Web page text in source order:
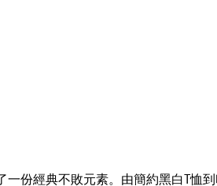
份經典不敗元素。由簡約黑白T恤到